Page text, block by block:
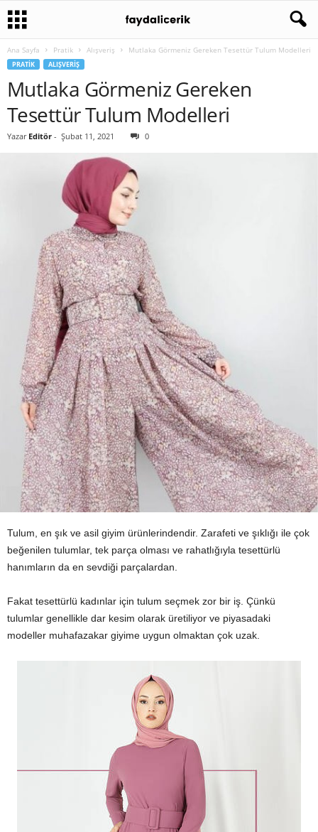
Ana Sayfa Pratik Alışveriş Mutlaka Görmeniz Gereken Tesettür Tulum Modelleri
PRATIK ALIŞVERIŞ
Mutlaka Görmeniz Gereken
Tesettür Tulum Modelleri
Yazar Editör - Şubat 11, 2021 0
Tulum, en şık ve asil giyim ürünlerindendir. Zarafeti ve şıklığı ile çok
beğenilen tulumlar, tek parça olması ve rahatlığıyla tesettürlü
hanımların da en sevdiği parçalardan.
Fakat tesettürlü kadınlar için tulum seçmek zor bir iş. Çünkü
tulumlar genellikle dar kesim olarak üretiliyor ve piyasadaki
modeller muhafazakar giyime uygun olmaktan çok uzak.